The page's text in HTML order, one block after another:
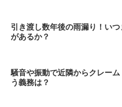
引き渡し数年後の雨漏り！い
があるか？
騒音や振動で近隣からクレー
う義務は？